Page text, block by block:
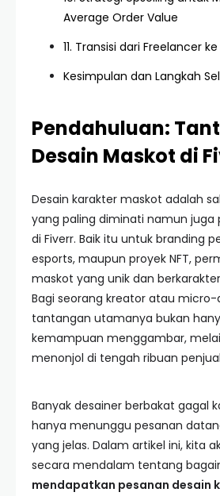
Average Order Value
11. Transisi dari Freelancer
Kesimpulan dan Langkah
Pendahuluan:
Desain Maskot di
Desain karakter maskot adalah
yang paling diminati namun juga
di Fiverr. Baik itu untuk branding
esports, maupun proyek NFT,
maskot yang unik dan
Bagi seorang kreator atau
tantangan utamanya bukan
kemampuan menggambar,
menonjol di tengah ribuan
Banyak desainer berbakat gagal
hanya menunggu pesanan
yang jelas. Dalam artikel ini, kita
secara mendalam tentang
mendapatkan pesanan desain